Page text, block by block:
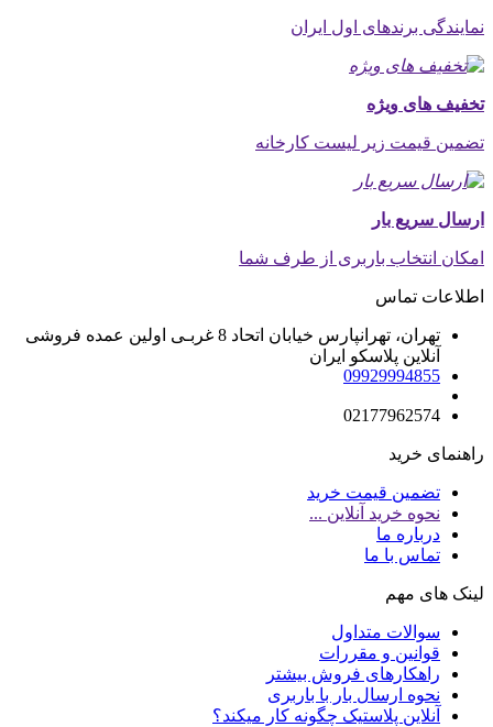
نمایندگی برندهای اول ایران
تخفیف های ویژه
تضمین قیمت زیر لیست کارخانه
ارسال سریع بار
امکان انتخاب باربری از طرف شما
اطلاعات تماس
تهران، تهرانپارس خیابان اتحاد 8 غربـی اولین عمده فروشی
آنلاین پلاسکو ایران
09929994855
02177962574
راهنمای خرید
تضمین قیمت خرید
نحوه خرید آنلاین ...
درباره ما
تماس با ما
لینک های مهم
سوالات متداول
قوانین و مقررات
راهکارهای فروش بیشتر
نحوه ارسال بار با باربری
آنلاین پلاستیک چگونه کار میکند؟